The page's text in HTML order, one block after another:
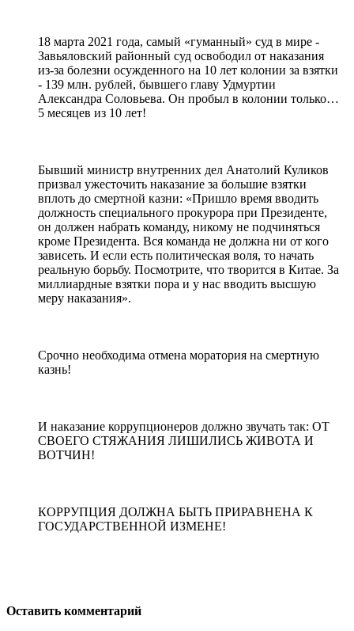
18 марта 2021 года, самый «гуманный» суд в мире -
Завьяловский районный суд освободил от наказания
из-за болезни осужденного на 10 лет колонии за взятки
- 139 млн. рублей, бывшего главу Удмуртии
Александра Соловьева. Он пробыл в колонии только…
5 месяцев из 10 лет!
Бывший министр внутренних дел Анатолий Куликов
призвал ужесточить наказание за большие взятки
вплоть до смертной казни: «Пришло время вводить
должность специального прокурора при Президенте,
он должен набрать команду, никому не подчиняться
кроме Президента. Вся команда не должна ни от кого
зависеть. И если есть политическая воля, то начать
реальную борьбу. Посмотрите, что творится в Китае. За
миллиардные взятки пора и у нас вводить высшую
меру наказания».
Срочно необходима отмена моратория на смертную
казнь!
И наказание коррупционеров должно звучать так: ОТ
СВОЕГО СТЯЖАНИЯ ЛИШИЛИСЬ ЖИВОТА И
ВОТЧИН!
КОРРУПЦИЯ ДОЛЖНА БЫТЬ ПРИРАВНЕНА К
ГОСУДАРСТВЕННОЙ ИЗМЕНЕ!
Оставить комментарий